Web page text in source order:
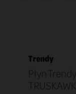
Trendy
Płyn